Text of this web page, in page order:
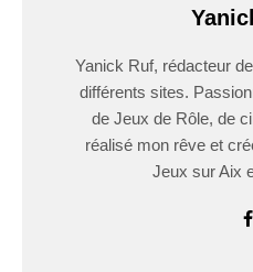
Yanick Ruf, rédacteur
différents sites.
de Jeux de Rôle, de
réalisé mon rêve et
Jeux sur Aix